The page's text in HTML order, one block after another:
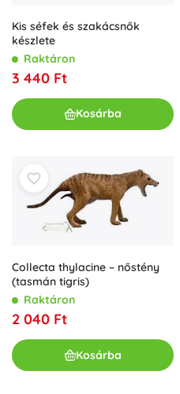
Kis séfek és szakácsnők
készlete
Raktáron
3 440 Ft
Kosárba
Collecta thylacine – nőstény
(tasmán tigris)
Raktáron
2 040 Ft
Kosárba